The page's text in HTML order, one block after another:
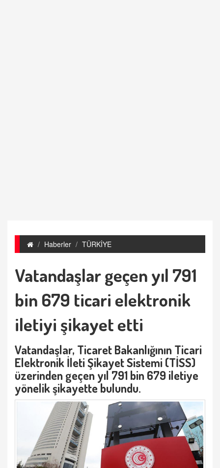
Haberler TÜRKİYE
Vatandaşlar geçen yıl 791
bin 679 ticari elektronik
iletiyi şikayet etti
Vatandaşlar, Ticaret Bakanlığının Ticari
Elektronik İleti Şikayet Sistemi (TİSS)
üzerinden geçen yıl 791 bin 679 iletiye
yönelik şikayette bulundu.